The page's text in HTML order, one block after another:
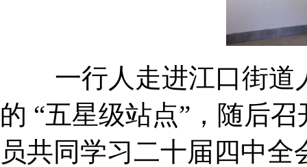
一行人走进江口街道
的 “五星级站点”，随后
员共同学习二十届四中